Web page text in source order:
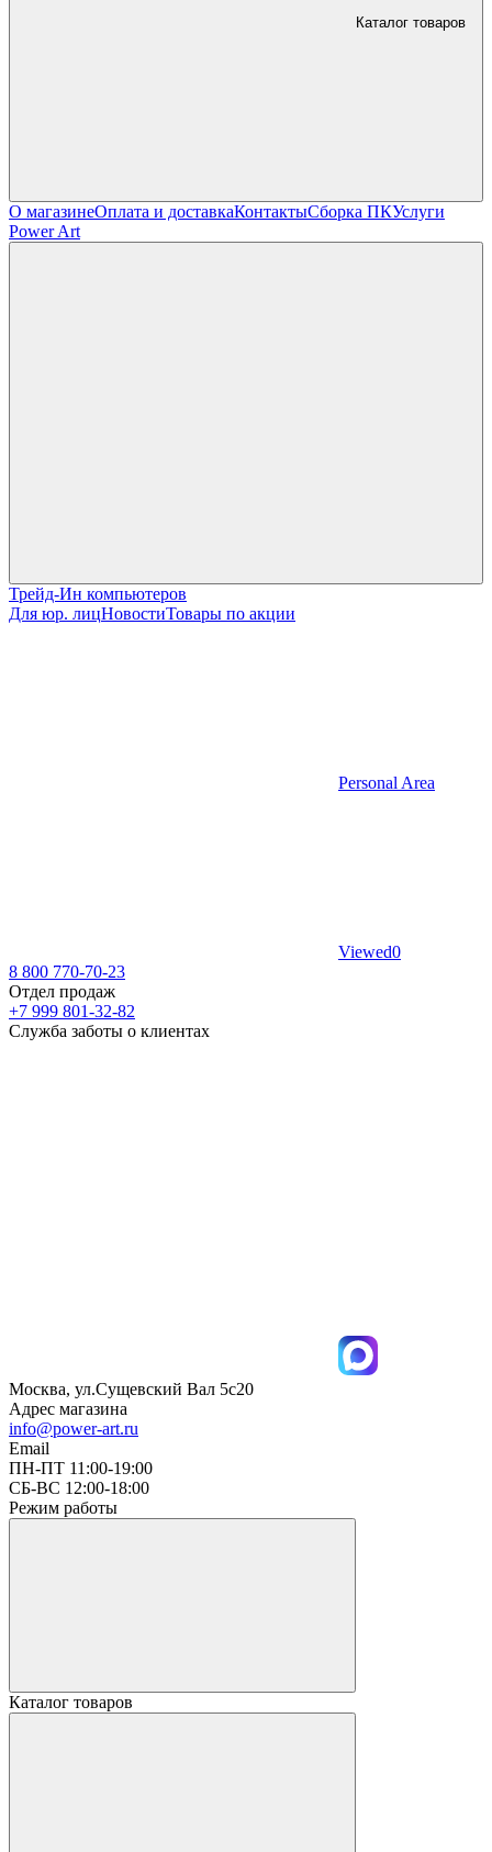
Каталог товаров
О магазинеОплата и доставкаКонтактыСборка ПКУслуги
Power Art
Трейд-Ин компьютеров
Для юр. лицНовостиТовары по акции
Personal Area
Viewed0
8 800 770-70-23
Отдел продаж
+7 999 801-32-82
Служба заботы о клиентах
Москва, ул.Сущевский Вал 5с20
Адрес магазина
info@power-art.ru
Email
ПН-ПТ 11:00-19:00
СБ-ВС 12:00-18:00
Режим работы
Каталог товаров